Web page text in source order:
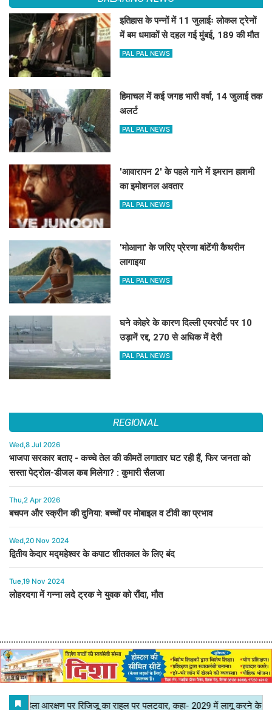
इतिहास के पन्नों में 11 जुलाईः लोकल ट्रेनों
में बम धमाकों से दहल गई मुंबई, 189 की मौत
PAL PAL NEWS
हिमाचल में कई जगह भारी वर्षा, 14 जुलाई तक
अलर्ट
PAL PAL NEWS
'आवारापन 2' के पहले गाने में इमरान हाशमी
का इमोशनल अवतार
PAL PAL NEWS
'मोआना' के जरिए प्रेरणा बांटेंगी कैथरीन
लागाइया
PAL PAL NEWS
घने कोहरे के कारण दिल्ली एयरपोर्ट पर 10
उड़ानें रद्द, 270 से अधिक में देरी
PAL PAL NEWS
REGIONAL
Wed,8 Jul 2026
भाजपा सरकार बताए - कच्चे तेल की कीमतें लगातार घट रही हैं, फिर जनता को
सस्ता पेट्रोल-डीजल कब मिलेगा? : कुमारी सैलजा
Thu,2 Apr 2026
बचपन और स्क्रीन की दुनिया: बच्चों पर मोबाइल व टीवी का प्रभाव
Wed,20 Nov 2024
द्वितीय केदार मद्महेश्वर के कपाट शीतकाल के लिए बंद
Tue,19 Nov 2024
लोहरदगा में गन्ना लदे ट्रक ने युवक को रौंदा, मौत